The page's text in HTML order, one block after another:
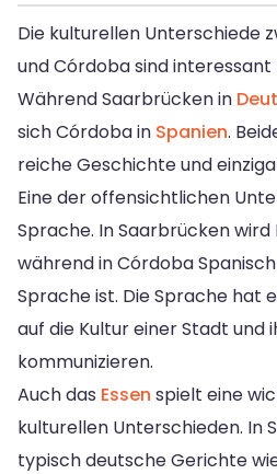
Die kulturellen Unterschiede
und Córdoba sind
Während Saarbrücken in
sich Córdoba in Spanien.
reiche Geschichte und
Eine der offensichtlichen
Sprache. In Saarbrücken
während in Córdoba
Sprache ist. Die Sprache hat
auf die Kultur einer Stadt und
kommunizieren.
Auch das Essen spielt eine
kulturellen Unterschieden. In
typisch deutsche Gerichte